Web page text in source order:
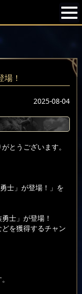
！
2025-08-04
とうございます。
士」が登場！」を
士」が登場！
を獲得するチャン